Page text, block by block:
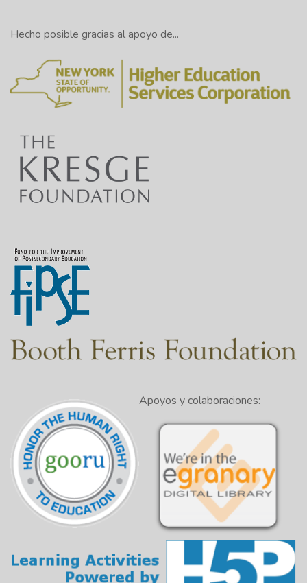
Hecho posible gracias al apoyo de...
Apoyos y colaboraciones: